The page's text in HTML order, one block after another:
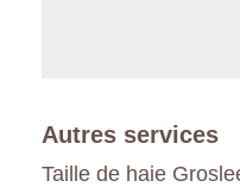
Autres services
Taille de haie